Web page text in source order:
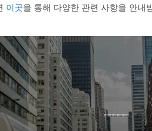
이곳을 통해 다양한 관련 사항을 안내